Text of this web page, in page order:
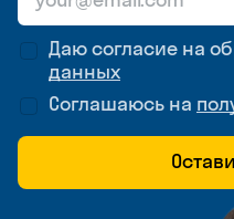
Даю согласие на
данных
Соглашаюсь на